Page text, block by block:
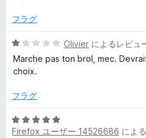
中
の
評
価
フラグ
5
段
階
1
評
価
Olivier によるレビュ
Marche pas ton brol, mec.
choix.
フラグ
5
段
Firefox ユーザー 14526686 によ